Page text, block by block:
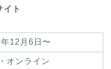
イト
12月6日〜
オンライン